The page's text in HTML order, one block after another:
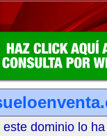
dominio lo